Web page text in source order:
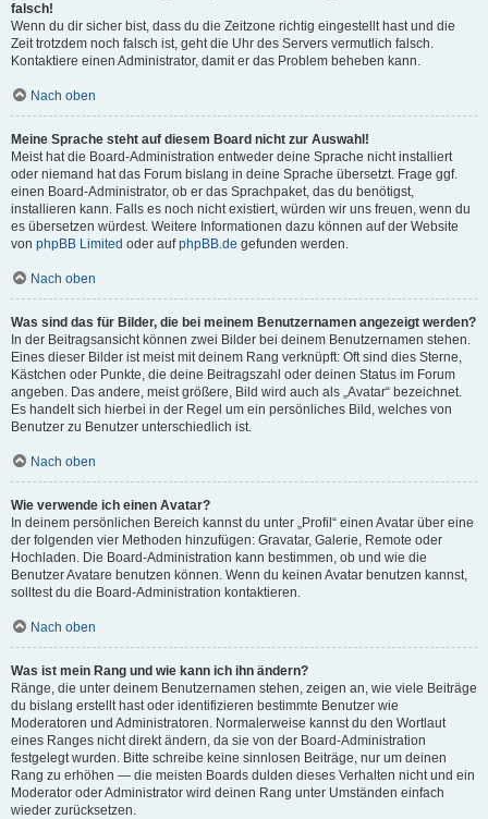
falsch!
Wenn du dir sicher bist, dass du die Zeitzone richtig eingestellt hast und die
Zeit trotzdem noch falsch ist, geht die Uhr des Servers vermutlich falsch.
Kontaktiere einen Administrator, damit er das Problem beheben kann.
Nach oben
Meine Sprache steht auf diesem Board nicht zur Auswahl!
Meist hat die Board-Administration entweder deine Sprache nicht installiert
oder niemand hat das Forum bislang in deine Sprache übersetzt. Frage ggf.
einen Board-Administrator, ob er das Sprachpaket, das du benötigst,
installieren kann. Falls es noch nicht existiert, würden wir uns freuen, wenn du
es übersetzen würdest. Weitere Informationen dazu können auf der Website
von phpBB Limited oder aufphpBB.de gefunden werden.
Nach oben
Was sind das für Bilder, die bei meinem Benutzernamen angezeigt werden?
In der Beitragsansicht können zwei Bilder bei deinem Benutzernamen stehen.
Eines dieser Bilder ist meist mit deinem Rang verknüpft: Oft sind dies Sterne,
Kästchen oder Punkte, die deine Beitragszahl oder deinen Status im Forum
angeben. Das andere, meist größere, Bild wird auch als „Avatar“ bezeichnet.
Es handelt sich hierbei in der Regel um ein persönliches Bild, welches von
Benutzer zu Benutzer unterschiedlich ist.
Nach oben
Wie verwende ich einen Avatar?
In deinem persönlichen Bereich kannst du unter „Profil“ einen Avatar über eine
der folgenden vier Methoden hinzufügen: Gravatar, Galerie, Remote oder
Hochladen. Die Board-Administration kann bestimmen, ob und wie die
Benutzer Avatare benutzen können. Wenn du keinen Avatar benutzen kannst,
solltest du die Board-Administration kontaktieren.
Nach oben
Was ist mein Rang und wie kann ich ihn ändern?
Ränge, die unter deinem Benutzernamen stehen, zeigen an, wie viele Beiträge
du bislang erstellt hast oder identifizieren bestimmte Benutzer wie
Moderatoren und Administratoren. Normalerweise kannst du den Wortlaut
eines Ranges nicht direkt ändern, da sie von der Board-Administration
festgelegt wurden. Bitte schreibe keine sinnlosen Beiträge, nur um deinen
Rang zu erhöhen — die meisten Boards dulden dieses Verhalten nicht und ein
Moderator oder Administrator wird deinen Rang unter Umständen einfach
wieder zurücksetzen.